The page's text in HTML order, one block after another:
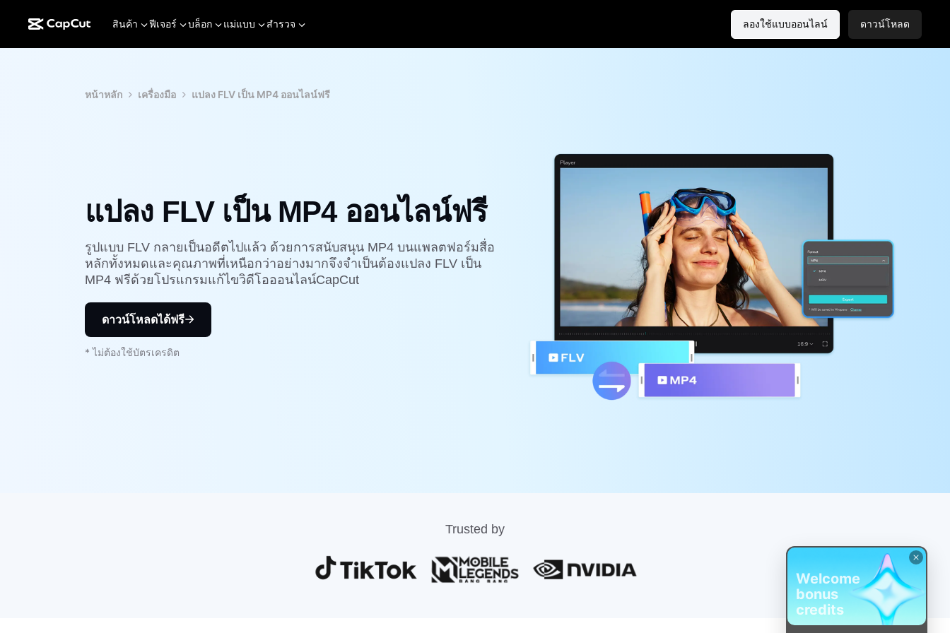
สินค้า ฟีเจอร์ บล็อก แม่แบบ สำรวจ ลองใช้แบบออนไลน์ ดาวน์โหลด
หน้าหลัก เครื่องมือ แปลง FLV เป็น MP4 ออนไลน์ฟรี
แปลง FLV เป็น MP4 ออนไลน์ฟรี
รูปแบบ FLV กลายเป็นอดีตไปแล้ว ด้วยการสนับสนุน MP4 บนแพลตฟอร์มสื่อ
หลักทั้งหมดและคุณภาพที่เหนือกว่าอย่างมากจึงจำเป็นต้องแปลง FLV เป็น
MP4 ฟรีด้วยโปรแกรมแก้ไขวิดีโอออนไลน์CapCut
ดาวน์โหลดได้ฟรี
* ไม่ต้องใช้บัตรเครดิต
Trusted by
Welcome
bonus
credits